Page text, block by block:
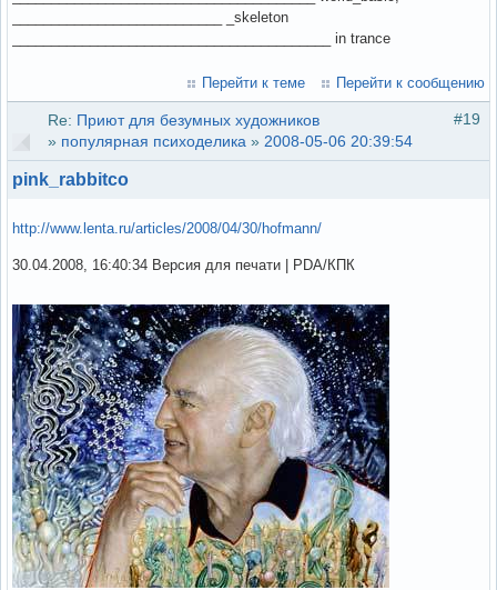
___________________________ _skeleton
_________________________________________ in trance
Перейти к теме Перейти к сообщению
#19
Re: Приют для безумных художников
» популярная психоделика » 2008-05-06 20:39:54
pink_rabbitco
http://www.lenta.ru/articles/2008/04/30/hofmann/
30.04.2008, 16:40:34 Версия для печати | PDA/КПК